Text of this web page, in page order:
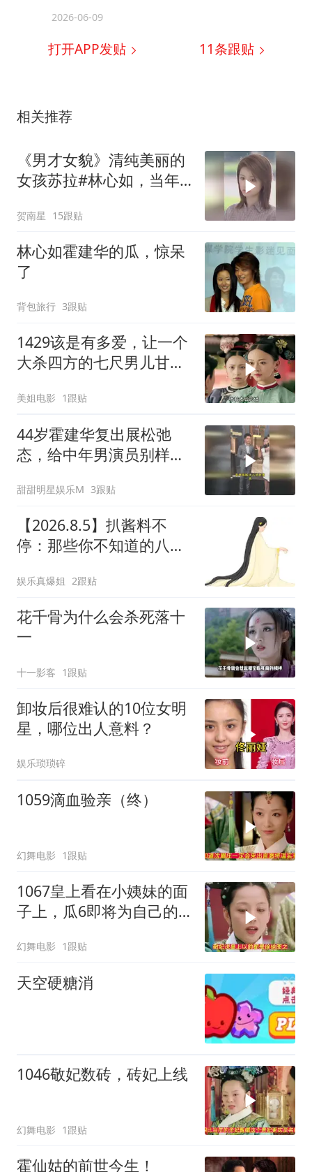
2026-06-09
打开APP发贴 11条跟贴
相关推荐
《男才女貌》清纯美丽的
女孩苏拉#林心如，当年
贺南星 15跟贴
林心如霍建华的瓜，惊呆
了
背包旅行 3跟贴
1429该是有多爱，让一个
大杀四方的七尺男儿甘愿
美姐电影 1跟贴
44岁霍建华复出展松弛
态，给中年男演员别样示
甜甜明星娱乐M 3跟贴
【2026.8.5】扒酱料不
停：那些你不知道的八卦
娱乐真爆姐 2跟贴
花千骨为什么会杀死落十
一
十一影客 1跟贴
卸妆后很难认的10位女明
星，哪位出人意料？
娱乐琐琐碎
1059滴血验亲（终）
幻舞电影 1跟贴
1067皇上看在小姨妹的面
子上，瓜6即将为自己的
幻舞电影 1跟贴
天空硬糖消
1046敬妃数砖，砖妃上线
幻舞电影 1跟贴
霍仙姑的前世今生！